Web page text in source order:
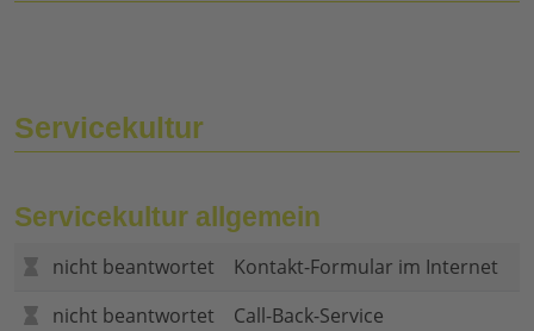
Servicekultur
Servicekultur allgemein
nicht beantwortet
Kontakt-Formular im Internet
nicht beantwortet
Call-Back-Service